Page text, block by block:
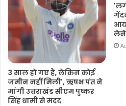
3 साल हो गए हैं, लेकिन कोई
जमीन नहीं मिली', ऋषभ पंत ने
मांगी उत्तराखंड सीएम पुष्कर
सिंह धामी से मदद
लेने